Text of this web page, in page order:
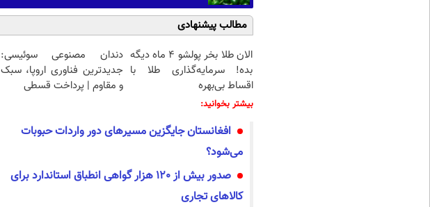
مطالب پیشنهادی
الان طلا بخر پولشو 4 ماه دیگه
بده! سرمایه‌گذاری طلا با
اقساط بی‌بهره
دندان مصنوعی سوئیسی:
جدیدترین فناوری اروپا، سبک
و مقاوم | پرداخت قسطی
بیشتر بخوانید:
افغانستان جایگزین مسیرهای دور واردات حبوبات
می‌شود؟
صدور بیش از 120 هزار گواهی انطباق استاندارد برای
کالاهای تجاری